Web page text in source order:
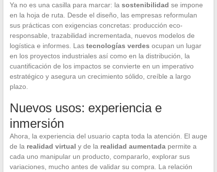
Ya no es una casilla para marcar: la sostenibilidad se impone
en la hoja de ruta. Desde el diseño, las empresas reformulan
sus prácticas con exigencias concretas: producción eco-
responsable, trazabilidad incrementada, nuevos modelos de
logística e informes. Las tecnologías verdes ocupan un lugar
en los proyectos industriales así como en la distribución, la
cuantificación de los impactos se convierte en un imperativo
estratégico y asegura un crecimiento sólido, creíble a largo
plazo.
Nuevos usos: experiencia e
inmersión
Ahora, la experiencia del usuario capta toda la atención. El auge
de la realidad virtual y de la realidad aumentadapermite a
cada uno manipular un producto, compararlo, explorar sus
variaciones, mucho antes de validar su compra. La relación